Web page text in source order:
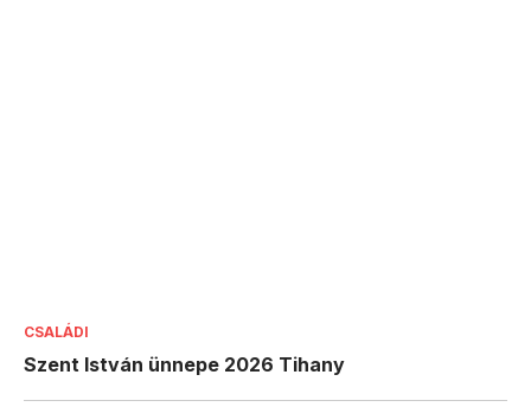
CSALÁDI
Szent István ünnepe 2026 Tihany